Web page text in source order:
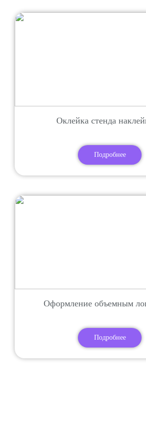
Оклейка стенда
Подробнее
Оформление объемным
Подробнее